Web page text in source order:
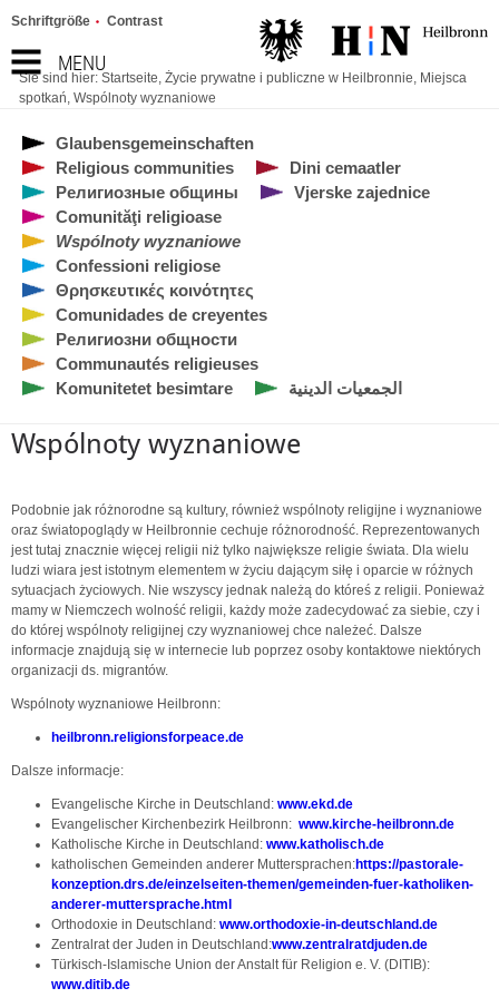
MENU
Schriftgröße Contrast
Sie sind hier: Startseite, Życie prywatne i publiczne w Heilbronnie, Miejsca
spotkań, Wspólnoty wyznaniowe
Glaubensgemeinschaften
Religious communities
Dini cemaatler
Религиозные общины
Vjerske zajednice
Comunităţi religioase
Wspólnoty wyznaniowe
Confessioni religiose
Θρησκευτικές κοινότητες
Comunidades de creyentes
Религиозни общности
Communautés religieuses
Komunitetet besimtare
الجمعيات الدينية
Wspólnoty wyznaniowe
Podobnie jak różnorodne są kultury, również wspólnoty religijne i wyznaniowe
oraz światopoglądy w Heilbronnie cechuje różnorodność. Reprezentowanych
jest tutaj znacznie więcej religii niż tylko największe religie świata. Dla wielu
ludzi wiara jest istotnym elementem w życiu dającym siłę i oparcie w różnych
sytuacjach życiowych. Nie wszyscy jednak należą do któreś z religii. Ponieważ
mamy w Niemczech wolność religii, każdy może zadecydować za siebie, czy i
do której wspólnoty religijnej czy wyznaniowej chce należeć. Dalsze
informacje znajdują się w internecie lub poprzez osoby kontaktowe niektórych
organizacji ds. migrantów.
Wspólnoty wyznaniowe Heilbronn:
heilbronn.religionsforpeace.de
Dalsze informacje:
Evangelische Kirche in Deutschland: www.ekd.de
Evangelischer Kirchenbezirk Heilbronn: www.kirche-heilbronn.de
Katholische Kirche in Deutschland: www.katholisch.de
katholischen Gemeinden anderer Muttersprachen:https://pastorale-
konzeption.drs.de/einzelseiten-themen/gemeinden-fuer-katholiken-
anderer-muttersprache.html
Orthodoxie in Deutschland: www.orthodoxie-in-deutschland.de
Zentralrat der Juden in Deutschland:www.zentralratdjuden.de
Türkisch-Islamische Union der Anstalt für Religion e. V. (DITIB):
www.ditib.de